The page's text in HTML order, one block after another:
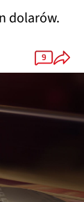
dolarów.
9